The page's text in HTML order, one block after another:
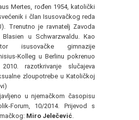
Mertes, rođen 1954, katolički
i član Isusovačkog reda
Trenutno je ravnatelj Zavoda
Blasien u Schwarzwaldu. Kao
isusovačke gimnazije
Kolleg u Berlinu pokrenuo
razotkrivanje slučajeva
zloupotrebe u Katoličkoj
u njemačkom časopisu
Forum, 10/2014. Prijevod s
Miro Jelečević